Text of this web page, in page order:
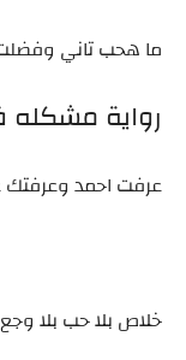
ما هحب تاني
رواية مشكله
عرفت احمد
خلاص بلا حب بلا